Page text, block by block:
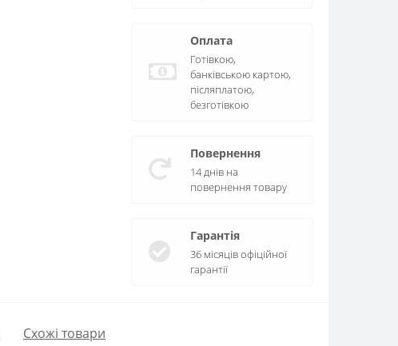
Оплата
Готівкою,
банківською картою,
післяплатою,
безготівкою
Повернення
14 днів на
повернення товару
Гарантія
36 місяців офіційної
гарантії
Схожі товари